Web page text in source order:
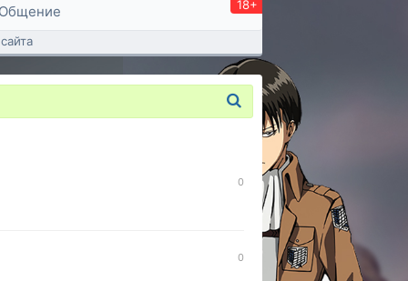
18+
0
0